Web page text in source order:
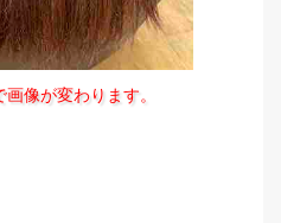
像が変わります。